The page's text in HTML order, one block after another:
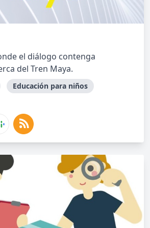
el diálogo contenga
del Tren Maya.
Educación para niños